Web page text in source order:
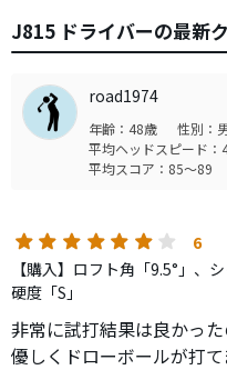
J815 ドライバーの最新
road1974
年齢：48歳 性別：
平均ヘッドスピード
平均スコア：85～89
6
【購入】ロフト角「9.5°」、
硬度「S」
非常に試打結果は良かった
優しくドローボールが打て